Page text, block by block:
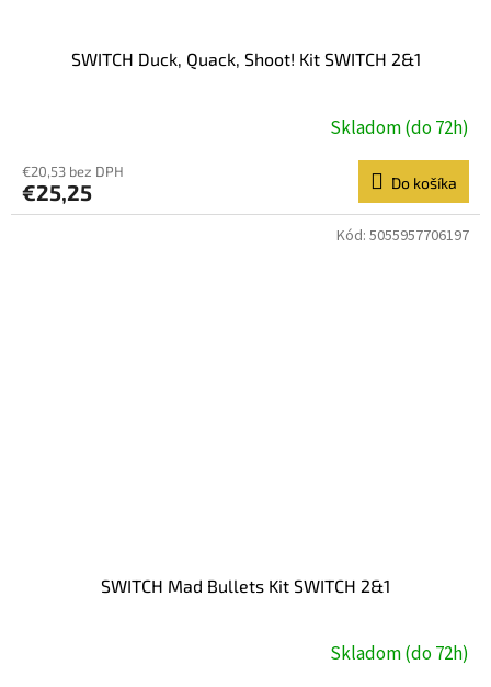
SWITCH Duck, Quack, Shoot! Kit SWITCH 2&1
Skladom (do 72h)
€20,53 bez DPH
€25,25 Do košíka
SWITCH Mad Bullets Kit SWITCH 2&1
Skladom (do 72h)
Kód: 5055957706197